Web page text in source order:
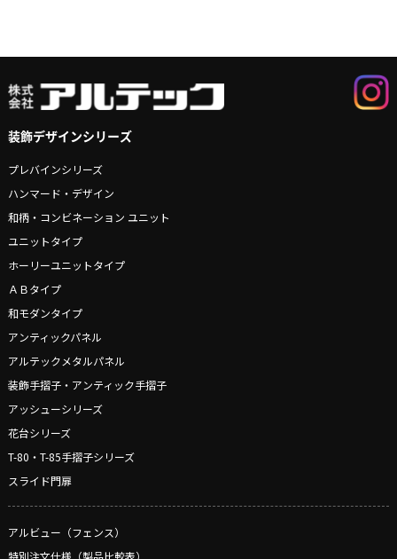
装飾デザインシリーズ
プレバインシリーズ
ハンマード・デザイン
和柄・コンビネーション ユニット
ユニットタイプ
ホーリーユニットタイプ
ＡＢタイプ
和モダンタイプ
アンティックパネル
アルテックメタルパネル
装飾手摺子・アンティック手摺子
アッシューシリーズ
花台シリーズ
T-80・T-85手摺子シリーズ
スライド門扉
アルビュー（フェンス）
特別注文仕様（製品比較表）